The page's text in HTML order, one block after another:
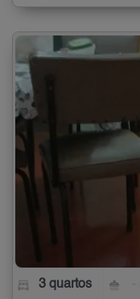
3 quartos